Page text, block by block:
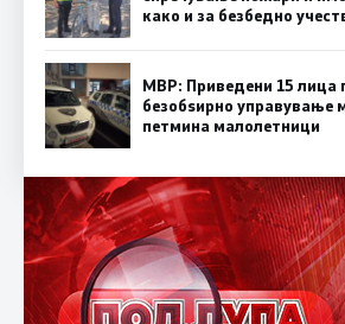
како и за безбедно
МВР: Приведени 15 лица
безобѕирно управување
петмина малолетници